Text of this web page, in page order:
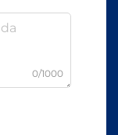
0/1000